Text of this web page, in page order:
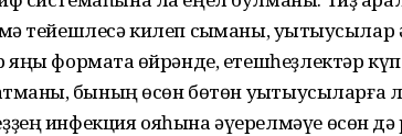
тейешлесә килеп сыҡманы,
яңы форматҡа өйрәнде, етешһеҙлектәр
бының өсөн бөтөн уҡытыусыларға
инфекция ояһына әүерелмәүе өсөн